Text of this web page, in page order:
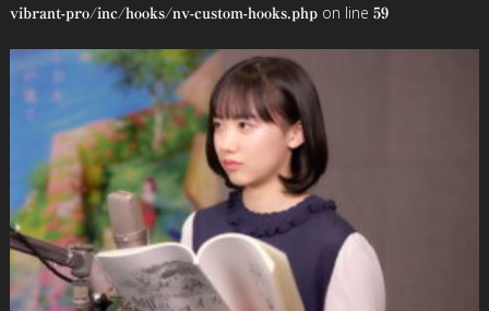
ー
シ
ョ
ン
vibrant-pro/inc/hooks/nv-custom-hooks.phpon line 59